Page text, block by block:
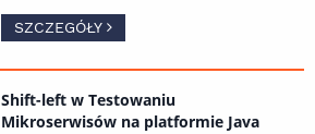
SZCZEGÓŁY
Shift-left w Testowaniu
Mikroserwisów na platformie Java